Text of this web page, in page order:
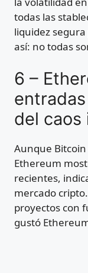
todas las
liquidez
así: no todas
6 –
del caos
Aunque Bitcoin
Ethereum
recientes,
mercado
proyectos con
gustó